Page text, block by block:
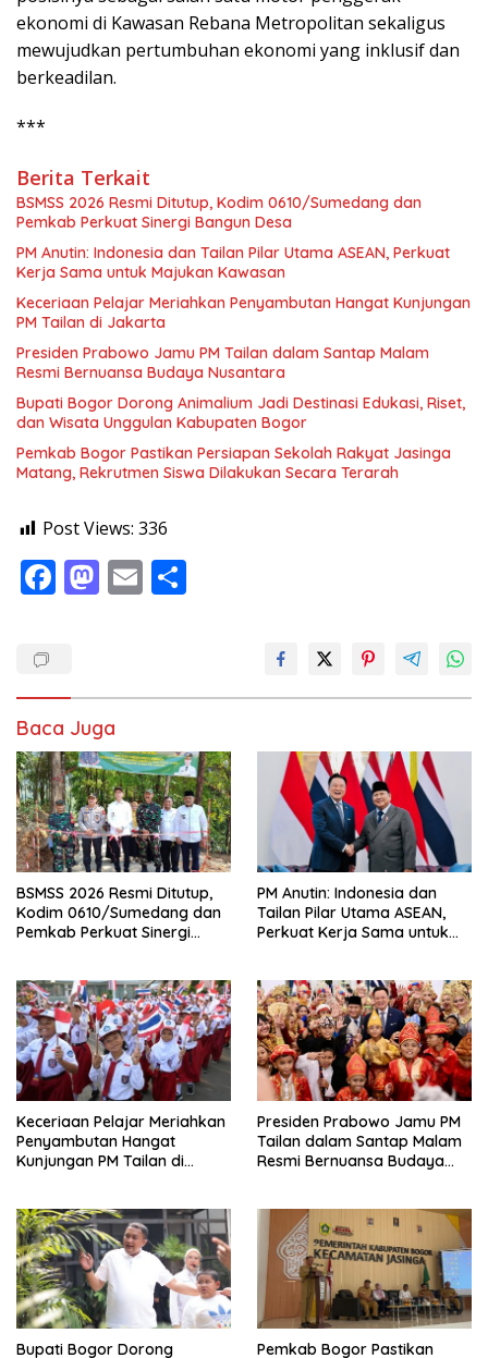
ekonomi di Kawasan Rebana Metropolitan sekaligus
mewujudkan pertumbuhan ekonomi yang inklusif dan
berkeadilan.
***
Berita Terkait
BSMSS 2026 Resmi Ditutup, Kodim 0610/Sumedang dan
Pemkab Perkuat Sinergi Bangun Desa
PM Anutin: Indonesia dan Tailan Pilar Utama ASEAN, Perkuat
Kerja Sama untuk Majukan Kawasan
Keceriaan Pelajar Meriahkan Penyambutan Hangat Kunjungan
PM Tailan di Jakarta
Presiden Prabowo Jamu PM Tailan dalam Santap Malam
Resmi Bernuansa Budaya Nusantara
Bupati Bogor Dorong Animalium Jadi Destinasi Edukasi, Riset,
dan Wisata Unggulan Kabupaten Bogor
Pemkab Bogor Pastikan Persiapan Sekolah Rakyat Jasinga
Matang, Rekrutmen Siswa Dilakukan Secara Terarah
Post Views: 336
F
o
o
k
M
o
n
E
Baca Juga
BSMSS 2026 Resmi Ditutup,
Kodim 0610/Sumedang dan
Pemkab Perkuat Sinergi
PM Anutin: Indonesia dan
Tailan Pilar Utama ASEAN,
Perkuat Kerja Sama untuk
Keceriaan Pelajar Meriahkan
Penyambutan Hangat
Kunjungan PM Tailan di
Presiden Prabowo Jamu PM
Tailan dalam Santap Malam
Resmi Bernuansa Budaya
Bupati Bogor Dorong
Pemkab Bogor Pastikan